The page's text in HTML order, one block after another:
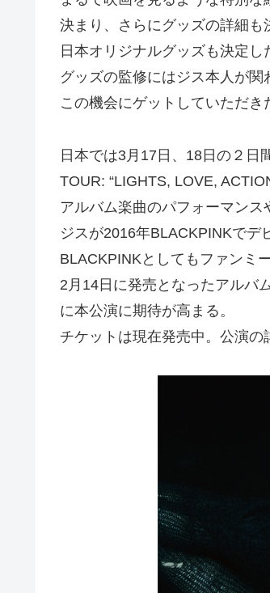
決まり、さらにグッズの詳細も
日本オリジナルグッズも決定し
グッズの監修にはジス本人が
この機会にゲットしていただき
日本では3月17日、18日の２日
TOUR: “LIGHTS, LOVE,
アルバム楽曲のパフォーマンス
ジスが2016年BLACKPINKでデ
BLACKPINKとしてもファンミ
2月14日に発売となったアルバ
に本公演に期待が高まる。
チケットは現在発売中。公演の